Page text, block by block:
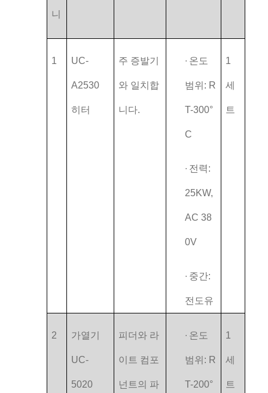
니
1 UC-
A2530
히터
주 증발기
와 일치합
니다.
∙ 온도
범위: R
T-300°
C
∙ 전력:
25KW,
AC 38
0V
∙ 중간:
전도유
1
세
트
2 가열기
UC-
5020
피더와 라
이트 컴포
넌트의 파
∙ 온도
범위: R
T-200°
1
세
트